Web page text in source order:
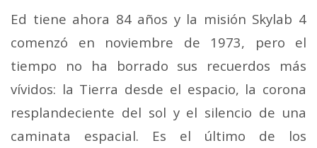
Ed tiene ahora 84 años y la misión Skylab 4
comenzó en noviembre de 1973, pero el
tiempo no ha borrado sus recuerdos más
vívidos: la Tierra desde el espacio, la corona
resplandeciente del sol y el silencio de una
caminata espacial. Es el último de los